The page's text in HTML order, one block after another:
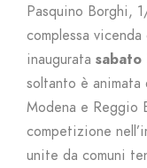
Pasquino Borghi,
complessa
inaugurata sabato
soltanto è
Modena e Reggio
competizione
unite da comuni